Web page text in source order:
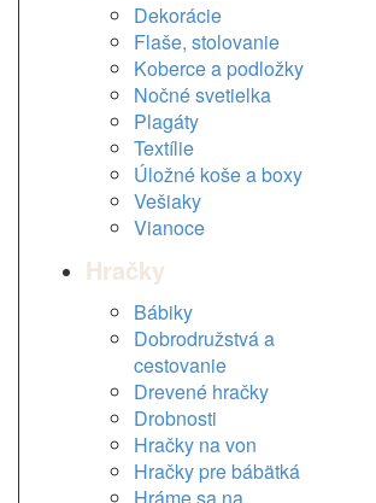
Dekorácie
Flaše, stolovanie
Koberce a podložky
Nočné svetielka
Plagáty
Textílie
Úložné koše a boxy
Vešiaky
Vianoce
Hračky
Bábiky
Dobrodružstvá a
cestovanie
Drevené hračky
Drobnosti
Hračky na von
Hračky pre bábätká